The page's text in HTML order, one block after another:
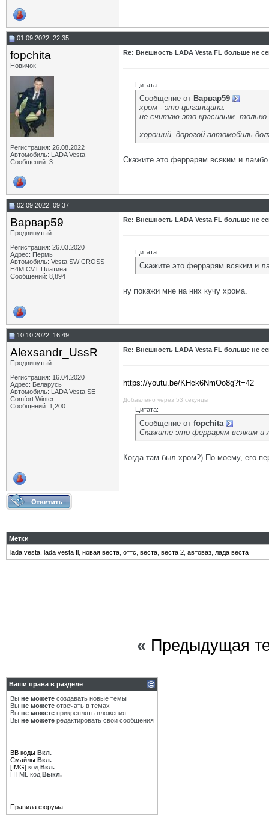
01.09.2022, 22:35
fopchita
Новичок
Регистрация: 26.08.2022
Автомобиль: LADA Vesta
Сообщений: 3
Re: Внешность LADA Vesta FL больше не
Цитата:
Сообщение от Варвар59
хром - это цыганщина.
не считаю это красивым. только
хороший, дорогой автомобиль
Скажите это феррарям всяким и
02.09.2022, 09:37
Варвар59
Продвинутый
Регистрация: 26.03.2020
Адрес: Пермь
Автомобиль: Vesta SW CROSS
H4M CVT Платина
Сообщений: 8,894
Re: Внешность LADA Vesta FL больше не
Цитата:
Скажите это феррарям всяким и
ну покажи мне на них кучу хрома.
10.10.2022, 16:49
Alexsandr_UssR
Продвинутый
Регистрация: 16.04.2020
Адрес: Беларусь
Автомобиль: LADA Vesta SE
Comfort Winter
Сообщений: 1,200
Re: Внешность LADA Vesta FL больше не
https://youtu.be/KHck6NmOo8g?t=42
Добавлено через 53 секунды
Цитата:
Сообщение от fopchita
Скажите это феррарям всяким и
Когда там был хром?) По-моему, его
Метки
lada vesta lada vesta fl новая веста оттс веста веста 2 автоваз лада веста
« Предыдущая
Ваши права в разделе
Вы не можете создавать новые темы
Вы не можете отвечать в темах
Вы не можете прикреплять вложения
Вы не можете редактировать свои сообщения
BB коды Вкл.
Смайлы Вкл.
[IMG] код Вкл.
HTML код Выкл.
Правила форума